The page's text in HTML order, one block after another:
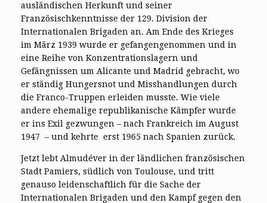
ausländischen Herkunft und seiner
Französischkenntnisse der 129. Division der
Internationalen Brigaden an. Am Ende des Krieges
im März 1939 wurde er gefangengenommen und in
eine Reihe von Konzentrationslagern und
Gefängnissen um Alicante und Madrid gebracht, wo
er ständig Hungersnot und Misshandlungen durch
die Franco-Truppen erleiden musste. Wie viele
andere ehemalige republikanische Kämpfer wurde
er ins Exil gezwungen – nach Frankreich im August
1947 – und kehrte erst 1965 nach Spanien zurück.
Jetzt lebt Almudéver in der ländlichen französischen
Stadt Pamiers, südlich von Toulouse, und tritt
genauso leidenschaftlich für die Sache der
Internationalen Brigaden und den Kampf gegen den